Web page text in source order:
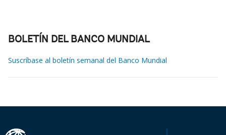
BOLETÍN DEL BANCO MUNDIAL
Suscríbase al boletín semanal del Banco Mundial